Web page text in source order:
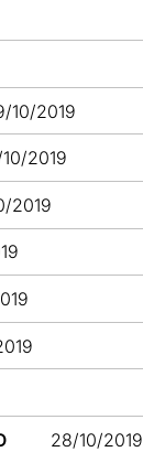
10/2019
2019
2019
28/10/2019